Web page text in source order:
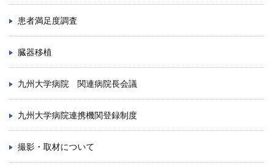
患者満足度調査
臓器移植
九州大学病院 関連病院長会議
九州大学病院連携機関登録制度
撮影・取材について